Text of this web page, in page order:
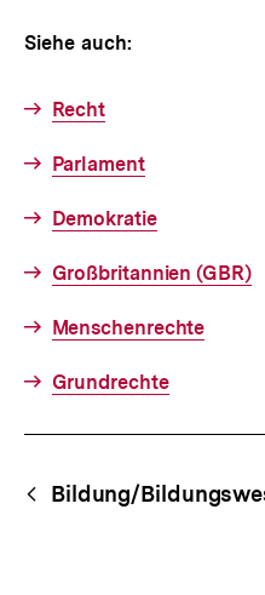
Siehe auch:
Recht
Parlament
Demokratie
Großbritannien (GBR)
Menschenrechte
Grundrechte
Content-
Navigation
Bildung/